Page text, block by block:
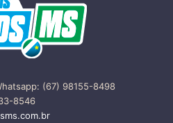
(67) 98155-8498
8546